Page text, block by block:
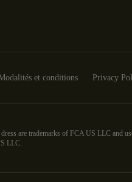
et conditions Privacy
are trademarks of FCA US LLC and
LLC.